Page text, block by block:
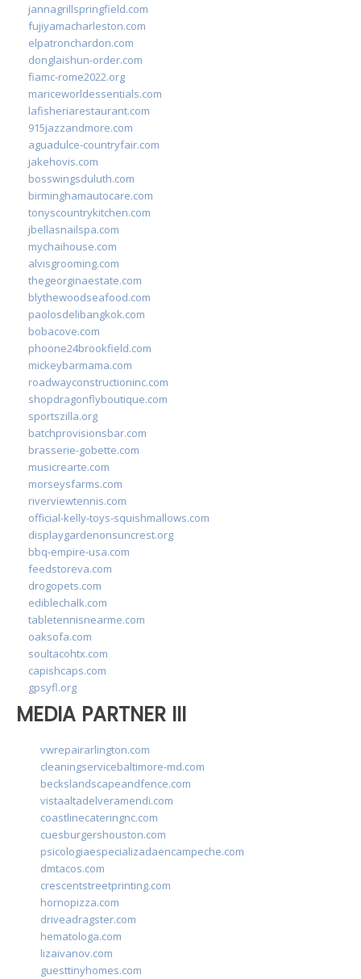
jannagrillspringfield.com
fujiyamacharleston.com
elpatronchardon.com
donglaishun-order.com
fiamc-rome2022.org
mariceworldessentials.com
lafisheriarestaurant.com
915jazzandmore.com
aguadulce-countryfair.com
jakehovis.com
bosswingsduluth.com
birminghamautocare.com
tonyscountrykitchen.com
jbellasnailspa.com
mychaihouse.com
alvisgrooming.com
thegeorginaestate.com
blythewoodseafood.com
paolosdelibangkok.com
bobacove.com
phoone24brookfield.com
mickeybarmama.com
roadwayconstructioninc.com
shopdragonflyboutique.com
sportszilla.org
batchprovisionsbar.com
brasserie-gobette.com
musicrearte.com
morseysfarms.com
riverviewtennis.com
official-kelly-toys-squishmallows.com
displaygardenonsuncrest.org
bbq-empire-usa.com
feedstoreva.com
drogopets.com
ediblechalk.com
tabletennisnearme.com
oaksofa.com
soultacohtx.com
capishcaps.com
gpsyfl.org
MEDIA PARTNER III
vwrepairarlington.com
cleaningservicebaltimore-md.com
beckslandscapeandfence.com
vistaaltadelveramendi.com
coastlinecateringnc.com
cuesburgershouston.com
psicologiaespecializadaencampeche.com
dmtacos.com
crescentstreetprinting.com
hornopizza.com
driveadragster.com
hematologa.com
lizaivanov.com
guesttinyhomes.com